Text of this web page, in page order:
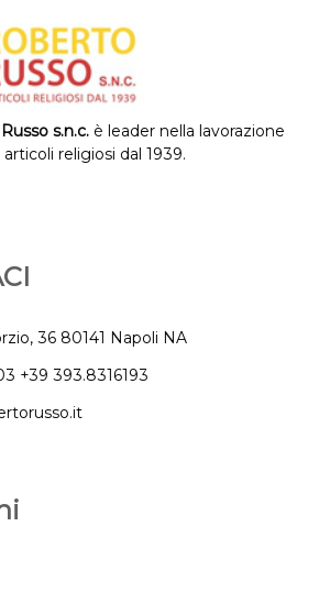
s.n.c. è leader nella lavorazione
religiosi dal 1939.
36 80141 Napoli NA
+39 393.8316193